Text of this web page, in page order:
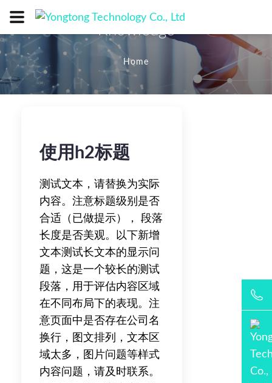
Knowledge
Home
使用h2标题
测试文本，请替换为实际
内容。注意标题级别是否
合适（已做提示）， 段落
长度是否美观。以下新增
文本测试长文本的显示问
题，这是一个较长的测试
段落，用于评估内容区域
在不同布局下的表现。注
意页面中是否存在公司名
换行，图文排列，文本区
域太多，图片问题等样式
内容问题，请及时联系。